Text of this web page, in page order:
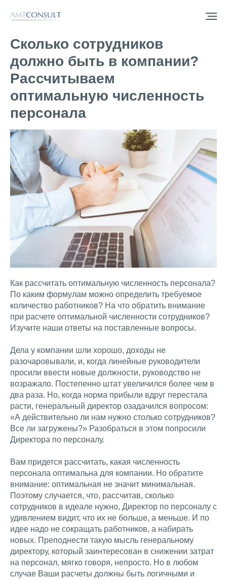
Сколько сотрудников
должно быть в компании?
Рассчитываем
оптимальную численность
персонала
Как рассчитать оптимальную численность персонала?
По каким формулам можно определить требуемое
количество работников? На что обратить внимание
при расчете оптимальной численности сотрудников?
Изучите наши ответы на поставленные вопросы.
Дела у компании шли хорошо, доходы не
разочаровывали, и, когда линейные руководители
просили ввести новые должности, руководство не
возражало. Постепенно штат увеличился более чем в
два раза. Но, когда норма прибыли вдруг перестала
расти, генеральный директор озадачился вопросом:
«А действительно ли нам нужно столько сотрудников?
Все ли загружены?» Разобраться в этом попросили
Директора по персоналу.
Вам придется рассчитать, какая численность
персонала оптимальна для компании. Но обратите
внимание: оптимальная не значит минимальная.
Поэтому случается, что, рассчитав, сколько
сотрудников в идеале нужно, Директор по персоналу с
удивлением видит, что их не больше, а меньше. И по
идее надо не сокращать работников, а набирать
новых. Преподнести такую мысль генеральному
директору, который заинтересован в снижении затрат
на персонал, мягко говоря, непросто. Но в любом
случае Ваши расчеты должны быть логичными и